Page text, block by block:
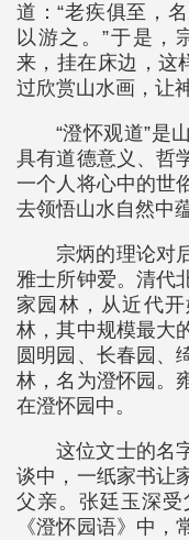
道：“老疾俱至，
以游之。”于是，
来，挂在床边，这
过欣赏山水画，让
“澄怀观道”是
具有道德意义、哲
一个人将心中的世
去领悟山水自然中
宗炳的理论对
雅士所钟爱。清代
家园林，从近代
林，其中规模最大
圆明园、长春园、
林，名为澄怀园。
在澄怀园中。
这位文士的名
谈中，一纸家书让
父亲。张廷玉深
《澄怀园语》中，